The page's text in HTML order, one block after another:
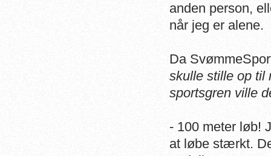
anden person,
når jeg er alene.
Da
skulle stille op til
sportsgren ville
- 100 meter løb!
at løbe stærkt.